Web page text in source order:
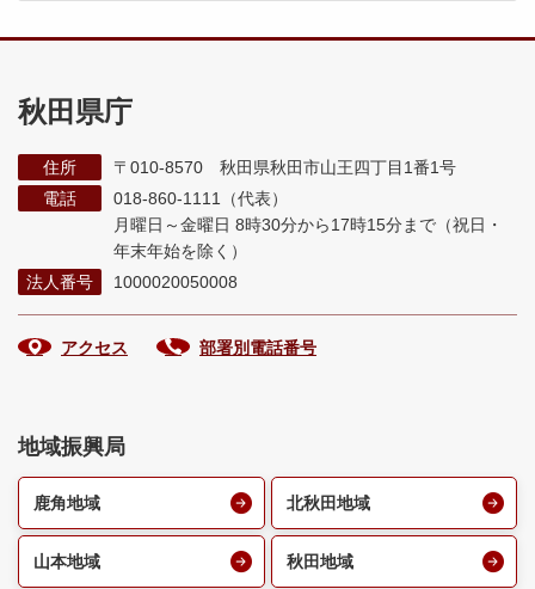
秋田県庁
住所
〒010-8570 秋田県秋田市山王四丁目1番1号
電話
018-860-1111（代表）
月曜日～金曜日 8時30分から17時15分まで （祝日・
年末年始を除く）
法人番号
1000020050008
アクセス 部署別電話番号
地域振興局
鹿角地域 北秋田地域
山本地域 秋田地域